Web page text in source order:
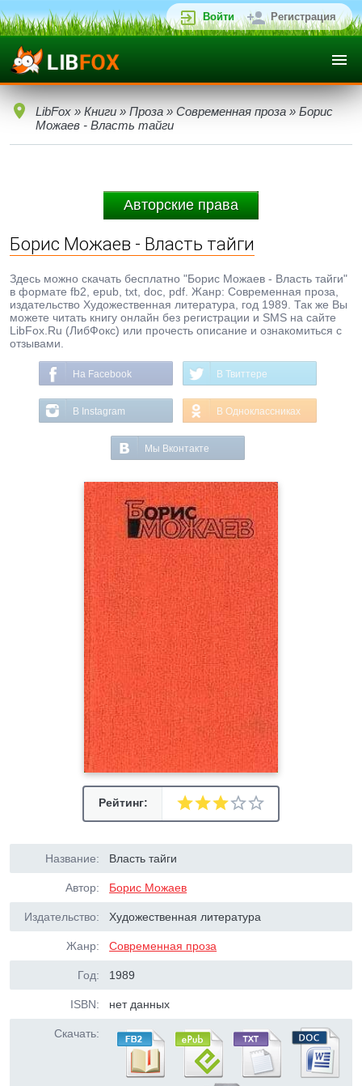
Войти Регистрация
LibFox » Книги » Проза » Современная проза » Борис
Можаев - Власть тайги
Авторские права
Борис Можаев - Власть тайги
Здесь можно скачать бесплатно "Борис Можаев - Власть тайги"
в формате fb2, epub, txt, doc, pdf. Жанр: Современная проза,
издательство Художественная литература, год 1989. Так же Вы
можете читать книгу онлайн без регистрации и SMS на сайте
LibFox.Ru (ЛибФокс) или прочесть описание и ознакомиться с
отзывами.
На Facebook В Твиттере
В Instagram В Одноклассниках
Мы Вконтакте
Рейтинг:
Название: Власть тайги
Автор: Борис Можаев
Издательство: Художественная литература
Жанр: Современная проза
Год: 1989
ISBN: нет данных
Скачать: